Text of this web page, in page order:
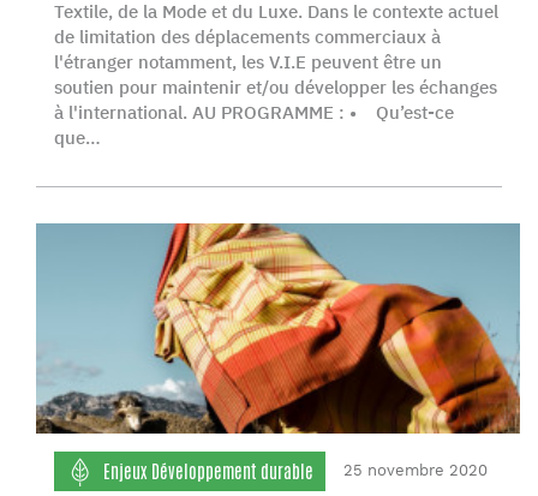
Textile, de la Mode et du Luxe. Dans le contexte actuel
de limitation des déplacements commerciaux à
l'étranger notamment, les V.I.E peuvent être un
soutien pour maintenir et/ou développer les échanges
à l'international. AU PROGRAMME : • Qu’est-ce
que…
Enjeux Développement durable 25 novembre 2020